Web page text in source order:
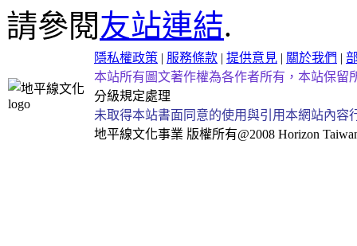
請參閱友站連結.
隱私權政策 | 服務條款 | 提供意見 | 關於我們 |
本站所有圖文著作權為各作者所有，本站保留
分級規定處理
未取得本站書面同意的使用與引用本網站內
地平線文化事業 版權所有@2008 Horizon